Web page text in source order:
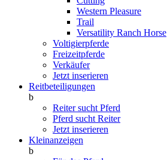
Western Pleasure
Trail
Versatility Ranch Horse
Voltigierpferde
Freizeitpferde
Verkäufer
Jetzt inserieren
Reitbeteiligungen
b
Reiter sucht Pferd
Pferd sucht Reiter
Jetzt inserieren
Kleinanzeigen
b